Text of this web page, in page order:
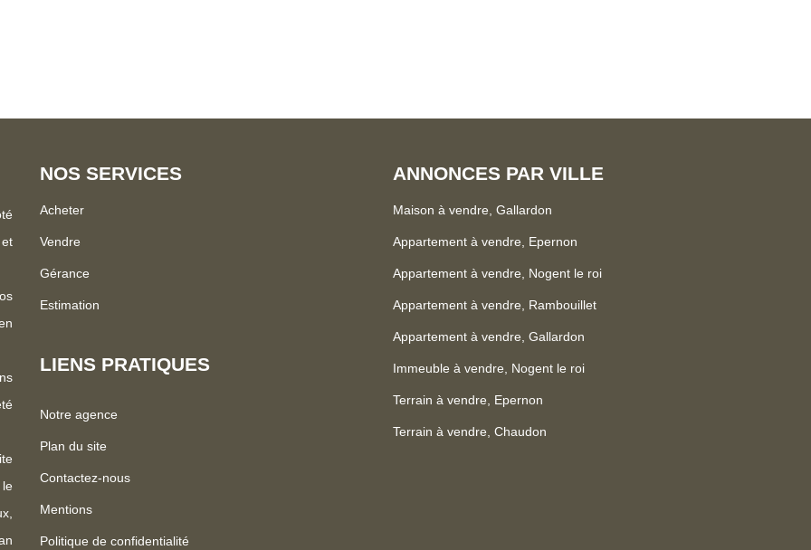
NOS SERVICES
Acheter
Vendre
Gérance
Estimation
LIENS PRATIQUES
Notre agence
Plan du site
Contactez-nous
Mentions
Politique de confidentialité
ANNONCES PAR VILLE
Maison à vendre, Gallardon
Appartement à vendre, Epernon
Appartement à vendre, Nogent le roi
Appartement à vendre, Rambouillet
Appartement à vendre, Gallardon
Immeuble à vendre, Nogent le roi
Terrain à vendre, Epernon
Terrain à vendre, Chaudon